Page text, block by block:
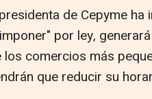
de Cepyme
por ley,
los comercios más
que reducir su